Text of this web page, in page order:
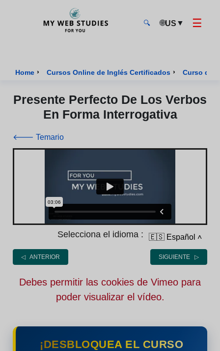
🔍 🌐US ▼ ☰
Home › Cursos Online de Inglés Certificados › Curso de
Presente Perfecto De Los Verbos
En Forma Interrogativa
🡐 Temario
Selecciona el idioma : 🇪🇸 Español ˄
◁ ANTERIOR SIGUIENTE ▷
Debes permitir las cookies de Vimeo para
poder visualizar el vídeo.
¡DESBLOQUEA EL CURSO